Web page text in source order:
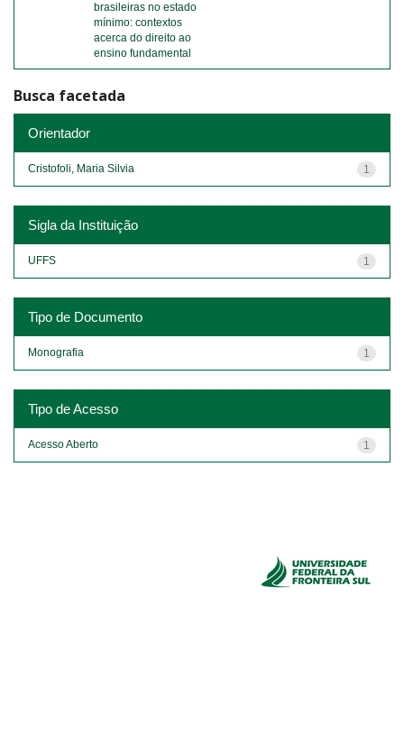
brasileiras no estado
mínimo: contextos
acerca do direito ao
ensino fundamental
Busca facetada
Orientador
1
Cristofoli, Maria Silvia
Sigla da Instituição
1
UFFS
Tipo de Documento
1
Monografia
Tipo de Acesso
1
Acesso Aberto